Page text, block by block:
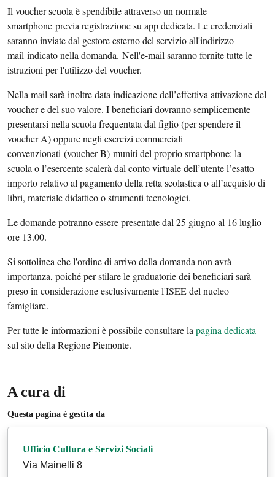
Il voucher scuola è spendibile attraverso un normale
smartphone previa registrazione su app dedicata. Le credenziali
saranno inviate dal gestore esterno del servizio all'indirizzo
mail indicato nella domanda. Nell'e-mail saranno fornite tutte le
istruzioni per l'utilizzo del voucher.
Nella mail sarà inoltre data indicazione dell’effettiva attivazione del
voucher e del suo valore. I beneficiari dovranno semplicemente
presentarsi nella scuola frequentata dal figlio (per spendere il
voucher A) oppure negli esercizi commerciali
convenzionati (voucher B) muniti del proprio smartphone: la
scuola o l’esercente scalerà dal conto virtuale dell’utente l’esatto
importo relativo al pagamento della retta scolastica o all’acquisto di
libri, materiale didattico o strumenti tecnologici.
Le domande potranno essere presentate dal 25 giugno al 16 luglio
ore 13.00.
Si sottolinea che l'ordine di arrivo della domanda non avrà
importanza, poiché per stilare le graduatorie dei beneficiari sarà
preso in considerazione esclusivamente l'ISEE del nucleo
famigliare.
Per tutte le informazioni è possibile consultare la pagina dedicata
sul sito della Regione Piemonte.
A cura di
Questa pagina è gestita da
Ufficio Cultura e Servizi Sociali
Via Mainelli 8